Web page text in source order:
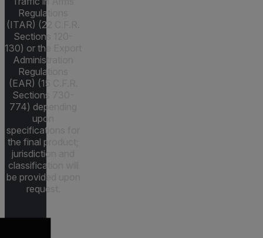
Regulations
(ITAR) (22 C.F.R.
Sections 120-
130) or the Export
Administration
Regulations
(EAR) (15 C.F.R.
Sections 730-
774) depending
upon
specifications for
the final product;
jurisdiction and
classification will
be provided upon
request.